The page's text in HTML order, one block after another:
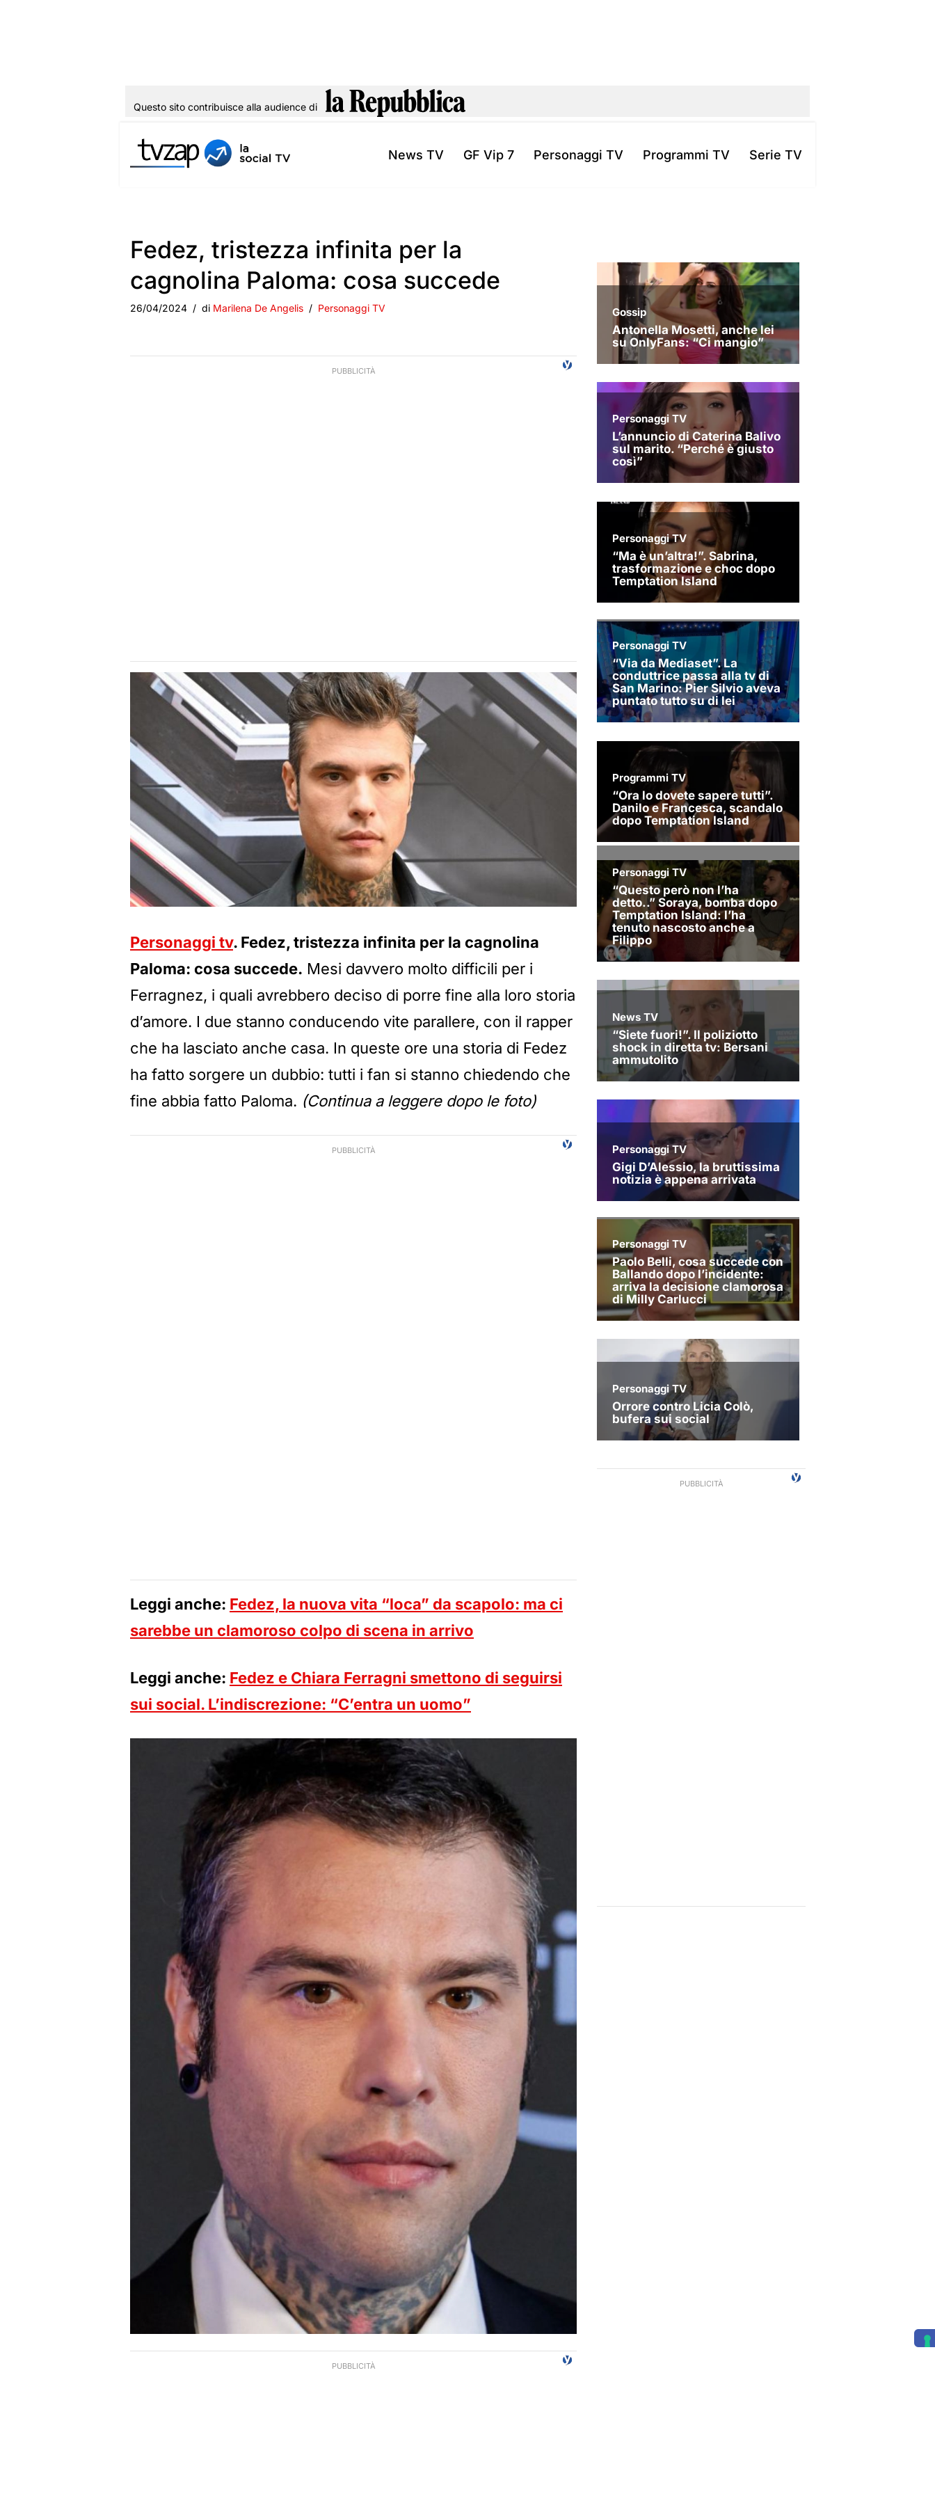
al
Questo sito contribuisce alla audience di
News TV GF Vip 7 Personaggi TV Programmi TV Serie TV
Fedez, tristezza infinita per la
cagnolina Paloma: cosa succede
26/04/2024 di Marilena De Angelis Personaggi TV
Personaggi tv. Fedez, tristezza infinita per la cagnolina
Paloma: cosa succede. Mesi davvero molto difficili per i
Ferragnez, i quali avrebbero deciso di porre fine alla loro storia
d’amore. I due stanno conducendo vite parallere, con il rapper
che ha lasciato anche casa. In queste ore una storia di Fedez
ha fatto sorgere un dubbio: tutti i fan si stanno chiedendo che
fine abbia fatto Paloma. (Continua a leggere dopo le foto)
Leggi anche: Fedez, la nuova vita “loca” da scapolo: ma ci
sarebbe un clamoroso colpo di scena in arrivo
Leggi anche: Fedez e Chiara Ferragni smettono di seguirsi
sui social. L’indiscrezione: “C’entra un uomo”